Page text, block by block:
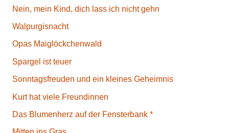
Nein, mein Kind, dich lass ich nicht gehn
Walpurgisnacht
Opas Maiglöckchenwald
Spargel ist teuer
Sonntagsfreuden und ein kleines Geheimnis
Kurt hat viele Freundinnen
Das Blumenherz auf der Fensterbank *